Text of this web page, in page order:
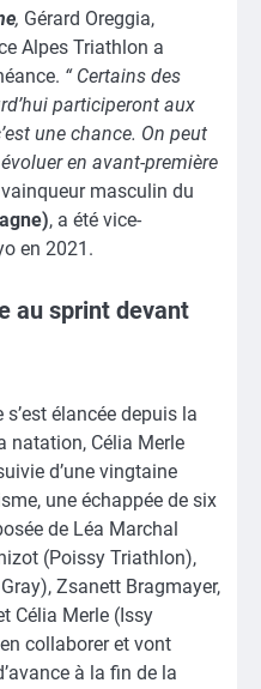
, Gérard Oreggia,
Alpes Triathlon a
“ Certains des
participeront aux
une chance. On peut
en avant-première
vainqueur masculin du
, a été vice-
en 2021.
au sprint devant
élancée depuis la
natation, Célia Merle
d’une vingtaine
une échappée de six
de Léa Marchal
(Poissy Triathlon),
Zsanett Bragmayer,
Célia Merle (Issy
collaborer et vont
à la fin de la